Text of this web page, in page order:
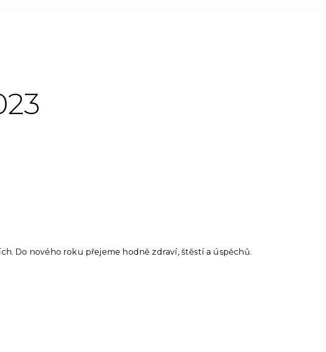
Do nového roku přejeme hodně zdraví, štěstí a úspěchů.